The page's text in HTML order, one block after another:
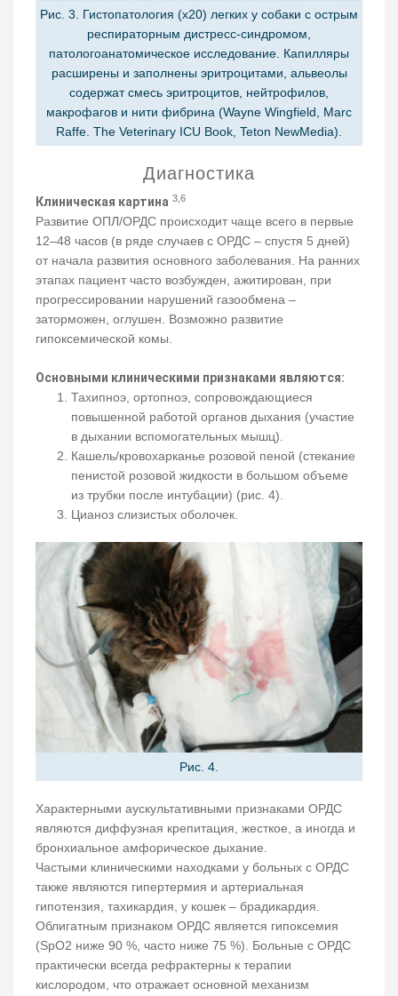
Рис. 3. Гистопатология (х20) легких у собаки с острым
респираторным дистресс-синдромом,
патологоанатомическое исследование. Капилляры
расширены и заполнены эритроцитами, альвеолы
содержат смесь эритроцитов, нейтрофилов,
макрофагов и нити фибрина (Wayne Wingfield, Marc
Raffe. The Veterinary ICU Book, Teton NewMedia).
Диагностика
Клиническая картина 3,6
Развитие ОПЛ/ОРДС происходит чаще всего в первые
12–48 часов (в ряде случаев с ОРДС – спустя 5 дней)
от начала развития основного заболевания. На ранних
этапах пациент часто возбужден, ажитирован, при
прогрессировании нарушений газообмена –
заторможен, оглушен. Возможно развитие
гипоксемической комы.
Основными клиническими признаками являются:
Тахипноэ, ортопноэ, сопровождающиеся
повышенной работой органов дыхания (участие
в дыхании вспомогательных мышц).
Кашель/кровохарканье розовой пеной (стекание
пенистой розовой жидкости в большом объеме
из трубки после интубации) (рис. 4).
Цианоз слизистых оболочек.
Рис. 4.
Характерными аускультативными признаками ОРДС
являются диффузная крепитация, жесткое, а иногда и
бронхиальное амфорическое дыхание.
Частыми клиническими находками у больных с ОРДС
также являются гипертермия и артериальная
гипотензия, тахикардия, у кошек – брадикардия.
Облигатным признаком ОРДС является гипоксемия
(SpO2 ниже 90 %, часто ниже 75 %). Больные с ОРДС
практически всегда рефрактерны к терапии
кислородом, что отражает основной механизм